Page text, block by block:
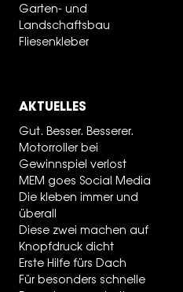
Garten- und
Landschaftsbau
Fliesenkleber
AKTUELLES
Gut. Besser. Besserer.
Motorroller bei
Gewinnspiel verlost
MEM goes Social Media
Die kleben immer und
überall
Diese zwei machen auf
Knopfdruck dicht
Erste Hilfe fürs Dach
Für besonders schnelle